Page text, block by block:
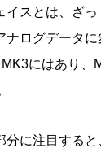
イスとは、ざ
ナログデータ
にはあり、
分に注目する